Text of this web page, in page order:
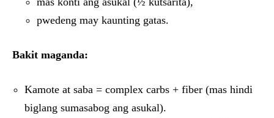
pwedeng may kaunting gatas.
Bakit maganda:
Kamote at saba = complex carbs + fiber (mas hindi
biglang sumasabog ang asukal).